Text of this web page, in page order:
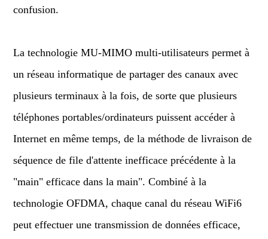
confusion.
La technologie MU-MIMO multi-utilisateurs permet à
un réseau informatique de partager des canaux avec
plusieurs terminaux à la fois, de sorte que plusieurs
téléphones portables/ordinateurs puissent accéder à
Internet en même temps, de la méthode de livraison de
séquence de file d'attente inefficace précédente à la
"main" efficace dans la main". Combiné à la
technologie OFDMA, chaque canal du réseau WiFi6
peut effectuer une transmission de données efficace,